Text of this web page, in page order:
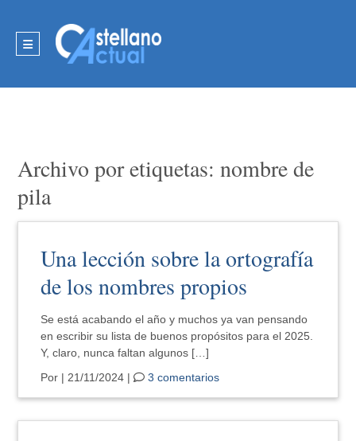
Archivo por etiquetas: nombre de
pila
Una lección sobre la ortografía
de los nombres propios
Se está acabando el año y muchos ya van pensando
en escribir su lista de buenos propósitos para el 2025.
Y, claro, nunca faltan algunos […]
Por | 21/11/2024 | 3 comentarios